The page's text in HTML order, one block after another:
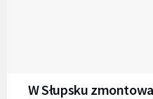
W Słupsku